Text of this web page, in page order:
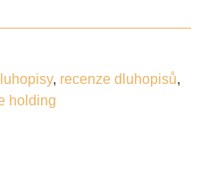
, recenze dluhopisů,
holding